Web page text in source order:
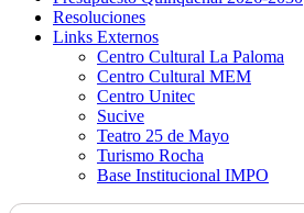
Resoluciones
Links Externos
Centro Cultural La Paloma
Centro Cultural MEM
Centro Unitec
Sucive
Teatro 25 de Mayo
Turismo Rocha
Base Institucional IMPO